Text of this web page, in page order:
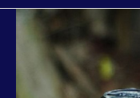
CAVINI-
INCONTRO